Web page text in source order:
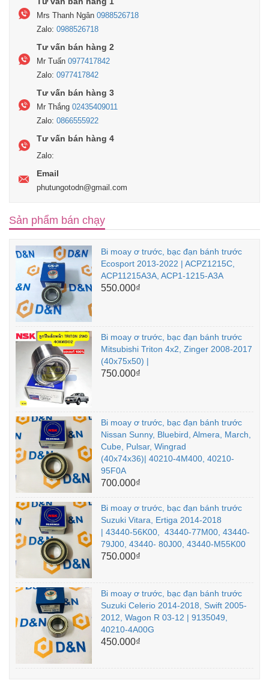
Mrs Thanh Ngân 0988526718
Zalo: 0988526718
Tư vấn bán hàng 2
Mr Tuấn 0977417842
Zalo: 0977417842
Tư vấn bán hàng 3
Mr Thắng 02435409011
Zalo: 0866555922
Tư vấn bán hàng 4
Zalo:
Email
phutungotodn@gmail.com
Sản phẩm bán chạy
Bi moay ơ trước, bạc đạn bánh trước
Ecosport 2013-2022 | ACPZ1215C,
ACP11215A3A, ACP1-1215-A3A
550.000₫
Bi moay ơ trước, bạc đạn bánh trước
Mitsubishi Triton 4x2, Zinger 2008-2017
(40x75x50) |
750.000₫
Bi moay ơ trước, bạc đạn bánh trước
Nissan Sunny, Bluebird, Almera, March,
Cube, Pulsar, Wingrad
(40x74x36)| 40210-4M400, 40210-
95F0A
700.000₫
Bi moay ơ trước, bạc đạn bánh trước
Suzuki Vitara, Ertiga 2014-2018
| 43440-56K00, 43440-77M00, 43440-
79J00, 43440- 80J00, 43440-M55K00
750.000₫
Bi moay ơ trước, bạc đạn bánh trước
Suzuki Celerio 2014-2018, Swift 2005-
2012, Wagon R 03-12 | 9135049,
40210-4A00G
450.000₫